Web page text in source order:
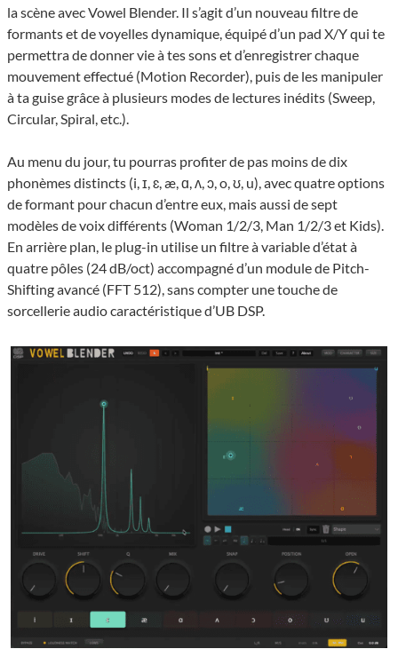
la scène avec Vowel Blender. Il s’agit d’un nouveau filtre de
formants et de voyelles dynamique, équipé d’un pad X/Y qui te
permettra de donner vie à tes sons et d’enregistrer chaque
mouvement effectué (Motion Recorder), puis de les manipuler
à ta guise grâce à plusieurs modes de lectures inédits (Sweep,
Circular, Spiral, etc.).
Au menu du jour, tu pourras profiter de pas moins de dix
phonèmes distincts (i, ɪ, ɛ, æ, ɑ, ʌ, ɔ, o, ʊ, u), avec quatre options
de formant pour chacun d’entre eux, mais aussi de sept
modèles de voix différents (Woman 1/2/3, Man 1/2/3 et Kids).
En arrière plan, le plug-in utilise un filtre à variable d’état à
quatre pôles (24 dB/oct) accompagné d’un module de Pitch-
Shifting avancé (FFT 512), sans compter une touche de
sorcellerie audio caractéristique d’UB DSP.